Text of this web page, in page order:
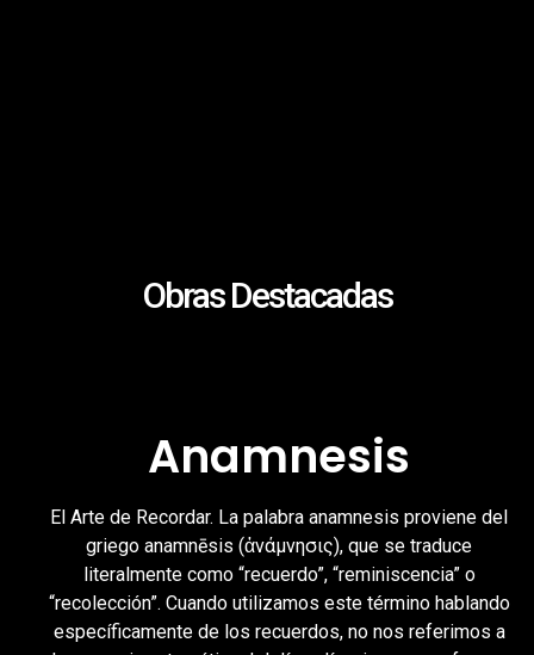
Obras Destacadas
Anamnesis
El Arte de Recordar. La palabra anamnesis proviene del
griego anamnēsis (ἀνάμνησις), que se traduce
literalmente como “recuerdo”, “reminiscencia” o
“recolección”. Cuando utilizamos este término hablando
específicamente de los recuerdos, no nos referimos a